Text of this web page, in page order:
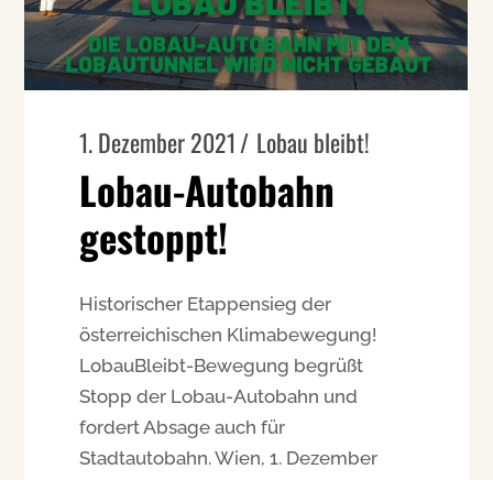
1. Dezember 2021 Lobau bleibt!
Lobau-Autobahn
gestoppt!
Historischer Etappensieg der
österreichischen Klimabewegung!
LobauBleibt-Bewegung begrüßt
Stopp der Lobau-Autobahn und
fordert Absage auch für
Stadtautobahn. Wien, 1. Dezember